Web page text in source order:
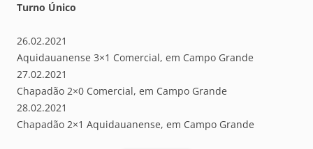
Turno Único
26.02.2021
Aquidauanense 3×1 Comercial, em Campo Grande
27.02.2021
Chapadão 2×0 Comercial, em Campo Grande
28.02.2021
Chapadão 2×1 Aquidauanense, em Campo Grande